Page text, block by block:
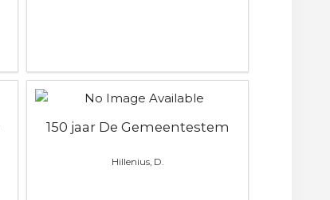
150 jaar De Gemeentestem
Hillenius, D.